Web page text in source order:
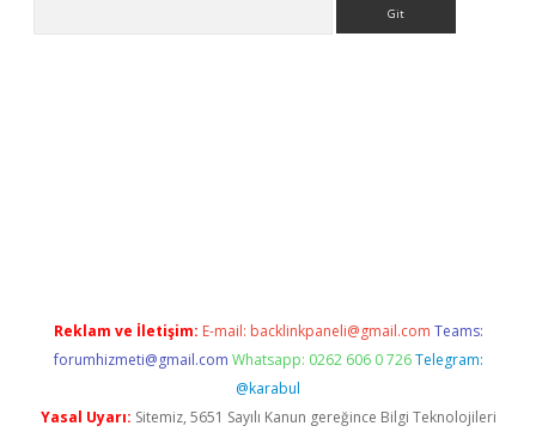
Reklam ve İletişim: E-mail: backlinkpaneli@gmail.com Teams:
forumhizmeti@gmail.com Whatsapp: 0262 606 0 726 Telegram:
@karabul
Yasal Uyarı: Sitemiz, 5651 Sayılı Kanun gereğince Bilgi Teknolojileri